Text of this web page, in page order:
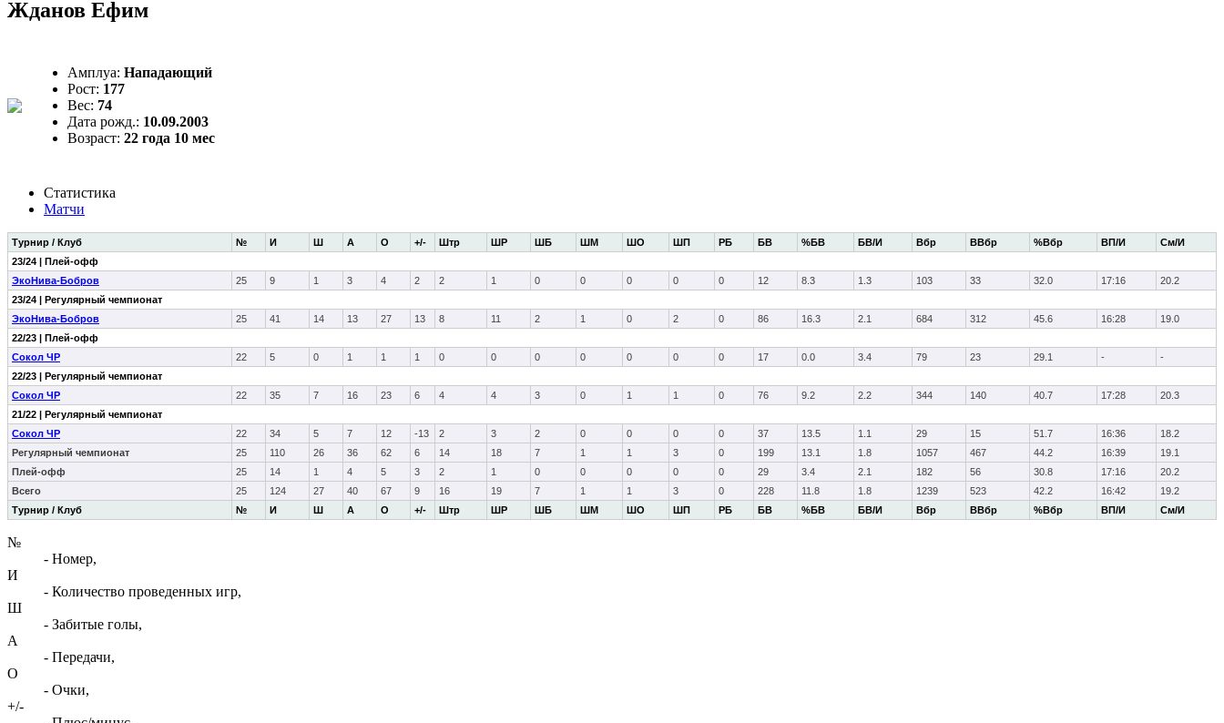
Жданов Ефим
Амплуа: Нападающий
Рост: 177
Вес: 74
Дата рожд.: 10.09.2003
Возраст: 22 года 10 мес
Статистика
Матчи
Турнир / Клуб № И Ш А О +/- Штр ШР ШБ ШМ ШО ШП РБ БВ %БВ БВ/И Вбр ВВбр %Вбр ВП/И См/И
Турнир / Клуб № И Ш А О +/- Штр ШР ШБ ШМ ШО ШП РБ БВ %БВ БВ/И Вбр ВВбр %Вбр ВП/И См/И
23/24 | Плей-офф
ЭкоНива-Бобров
25 9 1 3 4 2 2 1 0 0 0 0 0 12 8.3 1.3 103 33 32.0 17:16
20.2
23/24 | Регулярный чемпионат
ЭкоНива-Бобров
25 41 14 13 27 13 8 11 2 1 0 2 0 86 16.3 2.1 684 312 45.6 16:28
19.0
22/23 | Плей-офф
Сокол ЧР
22 5 0 1 1 1 0 0 0 0 0 0 0 17 0.0 3.4 79 23 29.1 -
-
22/23 | Регулярный чемпионат
Сокол ЧР
22 35 7 16 23 6 4 4 3 0 1 1 0 76 9.2 2.2 344 140 40.7 17:28
20.3
21/22 | Регулярный чемпионат
Сокол ЧР
22 34 5 7 12 -13 2 3 2 0 0 0 0 37 13.5 1.1 29 15 51.7 16:36
18.2
Регулярный чемпионат
25 110 26 36 62 6 14 18 7 1 1 3 0 199 13.1 1.8 1057 467 44.2 16:39
19.1
Плей-офф
25 14 1 4 5 3 2 1 0 0 0 0 0 29 3.4 2.1 182 56 30.8 17:16
20.2
Всего
25 124 27 40 67 9 16 19 7 1 1 3 0 228 11.8 1.8 1239 523 42.2 16:42 19.2
№
- Номер,
И
- Количество проведенных игр,
Ш
- Забитые голы,
А
- Передачи,
О
- Очки,
+/-